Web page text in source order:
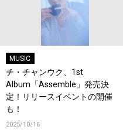
MUSIC
チ・チャンウク、1st
Album「Assemble」発売決
定！リリースイベントの開催
も！
2025/10/16